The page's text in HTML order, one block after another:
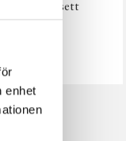
enhet
oavsett